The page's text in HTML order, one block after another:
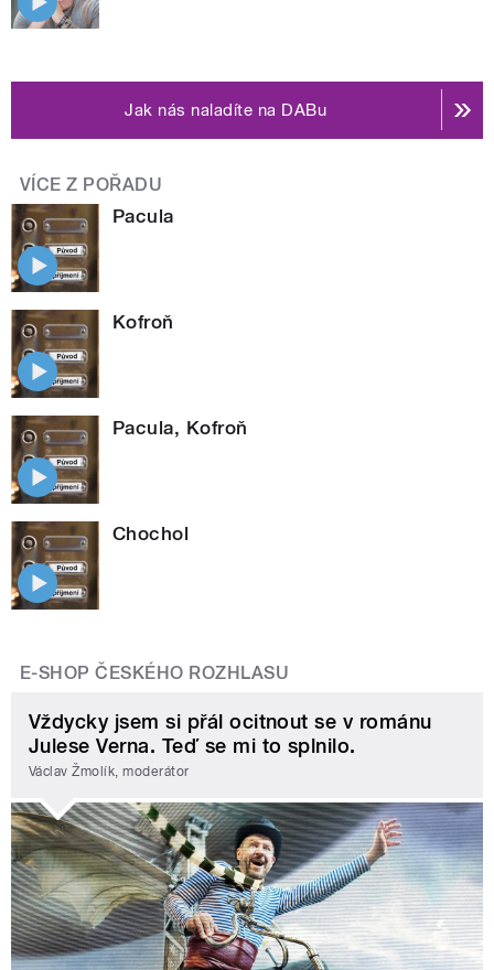
Jak nás naladíte na DABu
VÍCE Z POŘADU
Pacula
Kofroň
Pacula, Kofroň
Chochol
E-SHOP ČESKÉHO ROZHLASU
Vždycky jsem si přál ocitnout se v románu
Julese Verna. Teď se mi to splnilo.
Václav Žmolík, moderátor